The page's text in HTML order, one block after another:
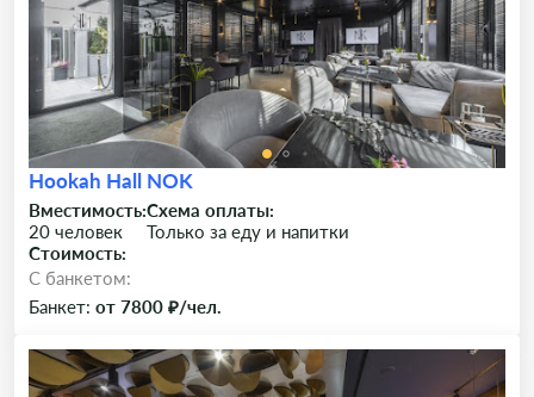
Hookah Hall NOK
Вместимость:
20 человек
Схема оплаты:
Только за еду и напитки
Стоимость:
C банкетом:
Банкет: от 7800 ₽/чел.